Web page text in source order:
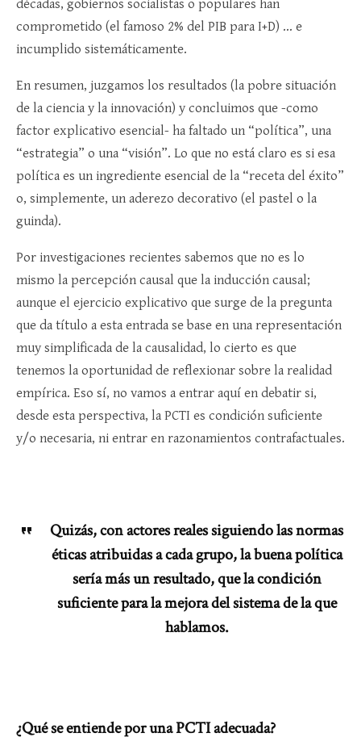
décadas, gobiernos socialistas o populares han
comprometido (el famoso 2% del PIB para I+D) … e
incumplido sistemáticamente.
En resumen, juzgamos los resultados (la pobre situación
de la ciencia y la innovación) y concluimos que -como
factor explicativo esencial- ha faltado un “política”, una
“estrategia” o una “visión”. Lo que no está claro es si esa
política es un ingrediente esencial de la “receta del éxito”
o, simplemente, un aderezo decorativo (el pastel o la
guinda).
Por investigaciones recientes sabemos que no es lo
mismo la percepción causal que la inducción causal;
aunque el ejercicio explicativo que surge de la pregunta
que da título a esta entrada se base en una representación
muy simplificada de la causalidad, lo cierto es que
tenemos la oportunidad de reflexionar sobre la realidad
empírica. Eso sí, no vamos a entrar aquí en debatir si,
desde esta perspectiva, la PCTI es condición suficiente
y/o necesaria, ni entrar en razonamientos contrafactuales.
Quizás, con actores reales siguiendo las normas
éticas atribuidas a cada grupo, la buena política
sería más un resultado, que la condición
suficiente para la mejora del sistema de la que
hablamos.
¿Qué se entiende por una PCTI adecuada?